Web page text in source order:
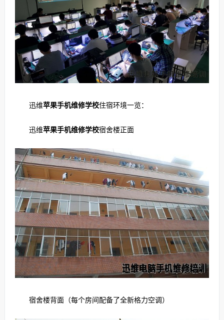
迅维苹果手机维修学校住宿环境一览：
迅维苹果手机维修学校宿舍楼正面
宿舍楼背面（每个房间配备了全新格力空调）